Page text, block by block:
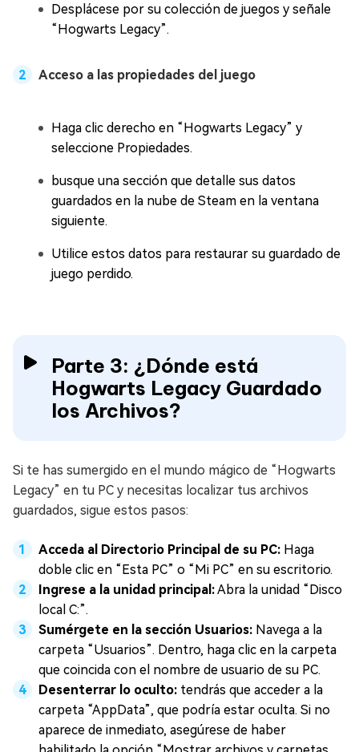
Desplácese por su colección de juegos y señale
“Hogwarts Legacy”.
Acceso a las propiedades del juego
Haga clic derecho en “Hogwarts Legacy” y
seleccione Propiedades.
busque una sección que detalle sus datos
guardados en la nube de Steam en la ventana
siguiente.
Utilice estos datos para restaurar su guardado de
juego perdido.
Parte 3: ¿Dónde está
Hogwarts Legacy Guardado
los Archivos?
Si te has sumergido en el mundo mágico de “Hogwarts
Legacy” en tu PC y necesitas localizar tus archivos
guardados, sigue estos pasos:
Acceda al Directorio Principal de su PC: Haga
doble clic en “Esta PC” o “Mi PC” en su escritorio.
Ingrese a la unidad principal:Abra la unidad “Disco
local C:”.
Sumérgete en la sección Usuarios: Navega a la
carpeta “Usuarios”. Dentro, haga clic en la carpeta
que coincida con el nombre de usuario de su PC.
Desenterrar lo oculto: tendrás que acceder a la
carpeta “AppData”, que podría estar oculta. Si no
aparece de inmediato, asegúrese de haber